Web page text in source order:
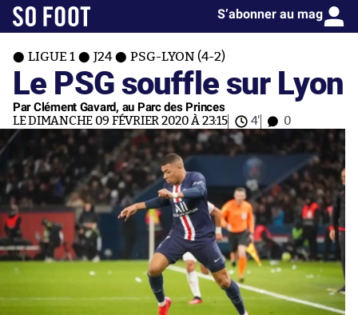
S’abonner au mag
LIGUE 1 J24 PSG-LYON (4-2)
Le PSG souffle sur Lyon
Par Clément Gavard, au Parc des Princes
LE DIMANCHE 09 FÉVRIER 2020 À 23:15 4' 0